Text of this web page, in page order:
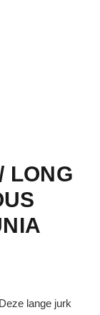
LONG
lange jurk